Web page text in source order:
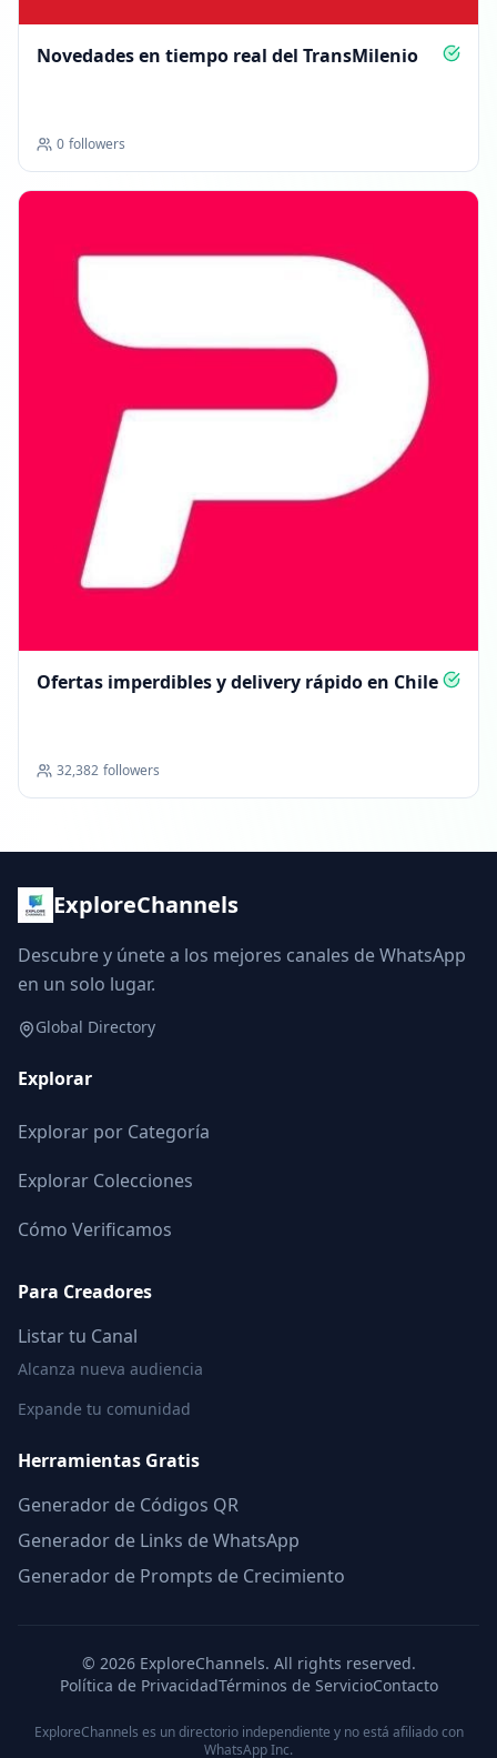
Novedades en tiempo real del TransMilenio
0 followers
Ofertas imperdibles y delivery rápido en Chile
32,382 followers
ExploreChannels
Descubre y únete a los mejores canales de WhatsApp
en un solo lugar.
Global Directory
Explorar
Explorar por Categoría
Explorar Colecciones
Cómo Verificamos
Para Creadores
Listar tu Canal
Alcanza nueva audiencia
Expande tu comunidad
Herramientas Gratis
Generador de Códigos QR
Generador de Links de WhatsApp
Generador de Prompts de Crecimiento
© 2026ExploreChannels. All rights reserved.
Política de PrivacidadTérminos de ServicioContacto
ExploreChannels es un directorio independiente y no está afiliado con
WhatsApp Inc.